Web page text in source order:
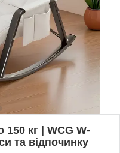
150 кг | WCG W-
та відпочинку